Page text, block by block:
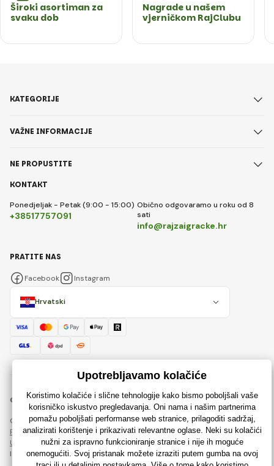
Široki asortiman za
svaku dob
Nagrade u našem
vjerničkom RajClubu
KONTAKT
Ponedjeljak - Petak (9:00 - 15:00)
+38517757091
Obično odgovaramo u roku od 8
sati
info@rajzaigracke.hr
KATEGORIJE
VAŽNE INFORMACIJE
NE PROPUSTITE
Hrvatski
PRATITE NAS
Facebook Instagram
© 2018 - 2026 Rajzaigracke.hr, Sva prava pridržana
Ova stranica je zaštićena reCAPTCHA-om i primjenjuju se
Pravila o zaštiti osobnih podatakatvrtke Google i njihova
Ugovorni uvjeti .
Izrada učinkovitih internetskih trgovina odRIESENIA